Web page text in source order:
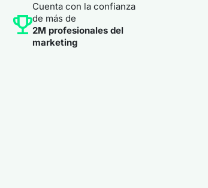
Cuenta con la confianza
de más de
2M profesionales del
marketing